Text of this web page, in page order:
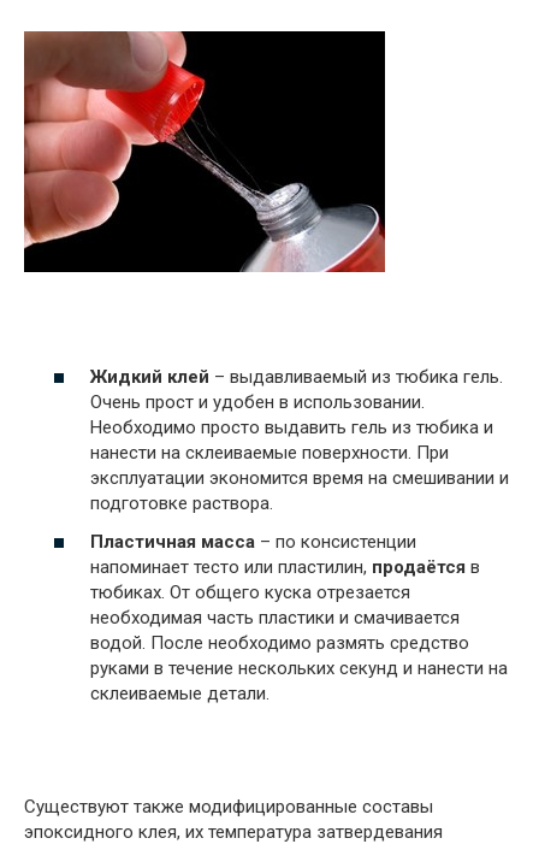
Жидкий клей – выдавливаемый из тюбика гель.
Очень прост и удобен в использовании.
Необходимо просто выдавить гель из тюбика и
нанести на склеиваемые поверхности. При
эксплуатации экономится время на смешивании и
подготовке раствора.
Пластичная масса – по консистенции
напоминает тесто или пластилин, продаётся в
тюбиках. От общего куска отрезается
необходимая часть пластики и смачивается
водой. После необходимо размять средство
руками в течение нескольких секунд и нанести на
склеиваемые детали.
Существуют также модифицированные составы
эпоксидного клея, их температура затвердевания